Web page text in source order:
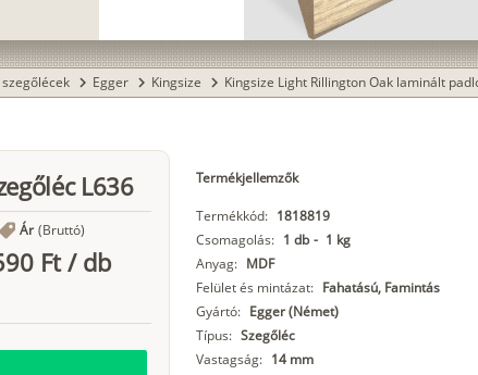
chevron_right Egger chevron_right Kingsize chevron_right Kingsize Light Rillington Oak laminált
L636
Ár (Bruttó)
Ft/ db
Termékjellemzők
Termékkód: 1818819
Csomagolás: 1 db - 1 kg
Anyag: MDF
Felület és mintázat: Fahatású, Famintás
Gyártó: Egger (Német)
Típus: Szegőléc
Vastagság: 14 mm